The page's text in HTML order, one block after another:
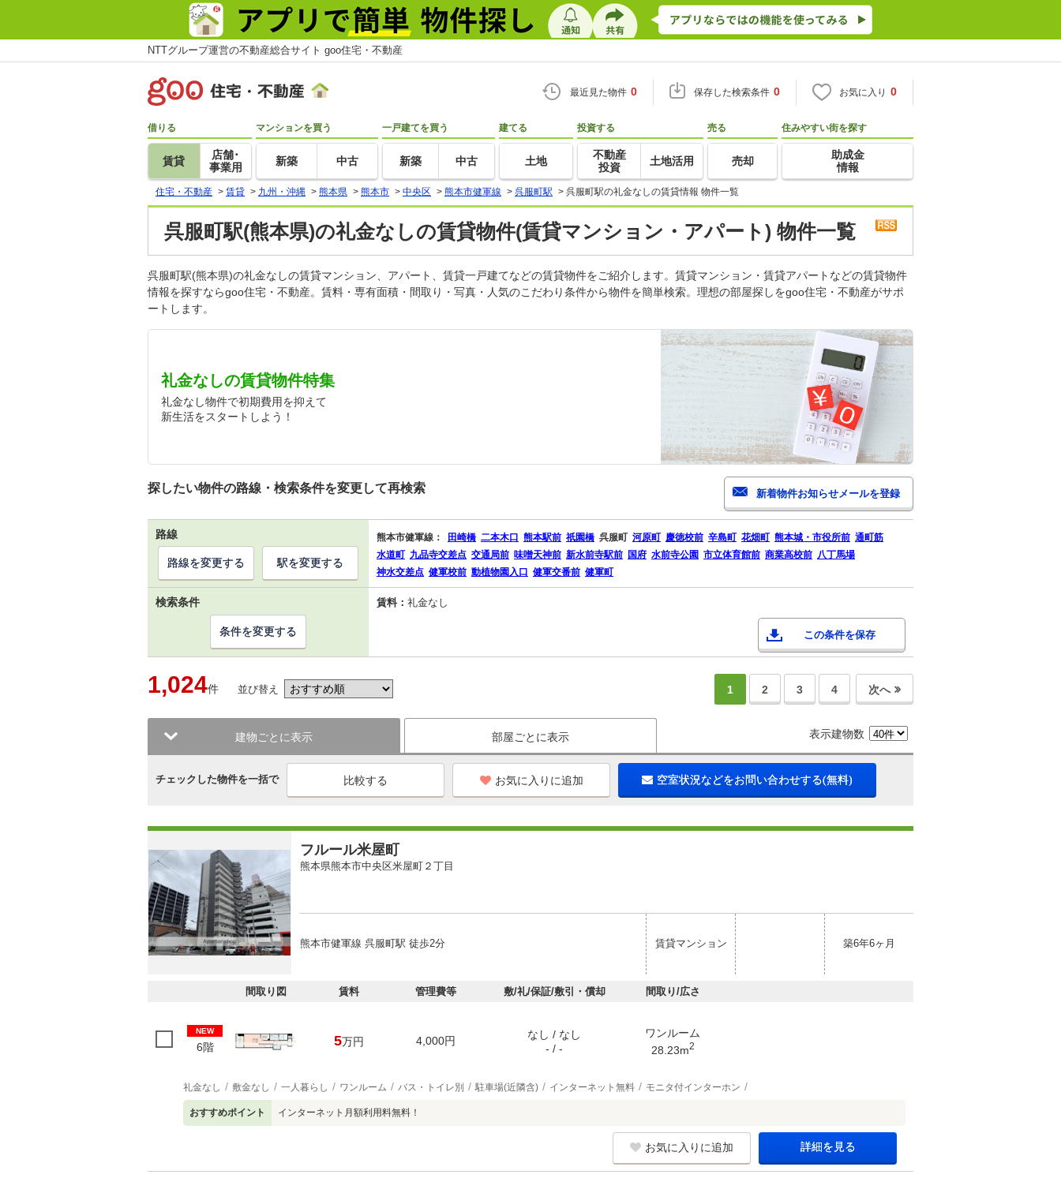
NTTグループ運営の不動産総合サイト goo住宅・不動産
最近見た物件 0 保存した検索条件 0 お気に入り 0
借りる
賃貸
店舗･
事業用
マンションを買う
新築 中古
一戸建てを買う
新築 中古
建てる
土地
投資する
不動産
投資
土地活用
売る
売却
住みやすい街を探す
助成金
情報
住宅・不動産 > 賃貸 > 九州・沖縄 > 熊本県 > 熊本市 > 中央区 > 熊本市健軍線 > 呉服町駅 > 呉服町駅の礼金なしの賃貸情報 物件一覧
呉服町駅(熊本県)の礼金なしの賃貸物件(賃貸マンション・アパート) 物件一覧
呉服町駅(熊本県)の礼金なしの賃貸マンション、アパート、賃貸一戸建てなどの賃貸物件をご紹介します。賃貸マンション・賃貸アパートなどの賃貸物件
情報を探すならgoo住宅・不動産。賃料・専有面積・間取り・写真・人気のこだわり条件から物件を簡単検索。理想の部屋探しをgoo住宅・不動産がサポ
ートします。
礼金なしの賃貸物件特集
礼金なし物件で初期費用を抑えて
新生活をスタートしよう！
探したい物件の路線・検索条件を変更して再検索
路線 熊本市健軍線： 田崎橋 二本木口 熊本駅前 祇園橋 呉服町 河原町 慶徳校前 辛島町 花畑町 熊本城・市役所前 通町筋
水道町 九品寺交差点 交通局前 味噌天神前 新水前寺駅前 国府 水前寺公園 市立体育館前 商業高校前 八丁馬場
神水交差点 健軍校前 動植物園入口 健軍交番前 健軍町
路線を変更する 駅を変更する
検索条件 賃料： 礼金なし
この条件を保存
条件を変更する
1,024件 並び替え 1 2 3 4 次へ
建物ごとに表示 部屋ごとに表示 表示建物数
チェックした物件を一括で お気に入りに追加 空室状況などをお問い合わせする(無料)
フルール米屋町
熊本県熊本市中央区米屋町２丁目
熊本市健軍線 呉服町駅 徒歩2分 賃貸マンション 築6年6ヶ月
間取り図 賃料 管理費等 敷/礼/保証/敷引・償却 間取り/広さ
NEW
6階 5万円 4,000円
なし / なし
- / -
ワンルーム
28.23m2
礼金なし 敷金なし 一人暮らし ワンルーム バス・トイレ別 駐車場(近隣含) インターネット無料 モニタ付インターホン
おすすめポイント インターネット月額利用料無料！
お気に入りに追加 詳細を見る